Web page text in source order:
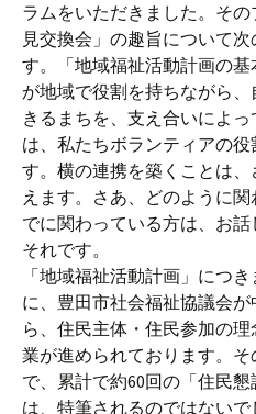
ラムをいただきました。そ
見交換会」の趣旨について
す。「地域福祉活動計画の
が地域で役割を持ちながら
きるまちを、支え合いによ
は、私たちボランティアの
す。横の連携を築くことは
えます。さあ、どのように
でに関わっている方は、お
それです。
「地域福祉活動計画」につ
に、豊田市社会福祉協議会
ら、住民主体・住民参加の
業が進められております。
で、累計で約60回の「住民
は、特筆されるのではない